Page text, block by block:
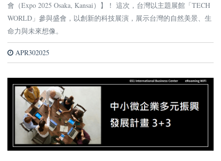
會（Expo 2025 Osaka, Kansai）】！ 這次，台灣以主題展館「TECH
WORLD」參與盛會，以創新的科技展演，展示台灣的自然美景、生
命力與未來想像。
APR302025